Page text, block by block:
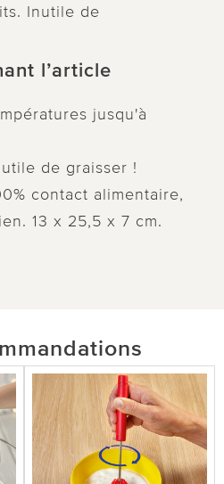
Inutile de
l’article
jusqu'à
de graisser !
contact alimentaire,
13 x 25,5 x 7 cm.